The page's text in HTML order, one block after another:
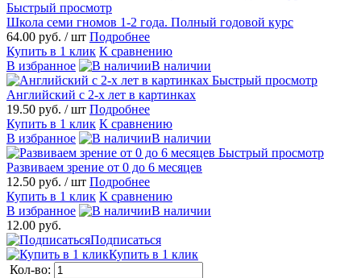
Быстрый просмотр
Школа семи гномов 1-2 года. Полный годовой курс
64.00 руб. / шт Подробнее
Купить в 1 клик К сравнению
В избранное
В наличии
Быстрый просмотр
Английский с 2-х лет в картинках
19.50 руб. / шт Подробнее
Купить в 1 клик К сравнению
В избранное
В наличии
Быстрый просмотр
Развиваем зрение от 0 до 6 месяцев
12.50 руб. / шт Подробнее
Купить в 1 клик К сравнению
В избранное
В наличии
12.00 руб.
Подписаться
Купить в 1 клик
Кол-во: